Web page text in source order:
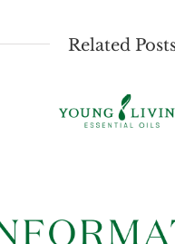
Related